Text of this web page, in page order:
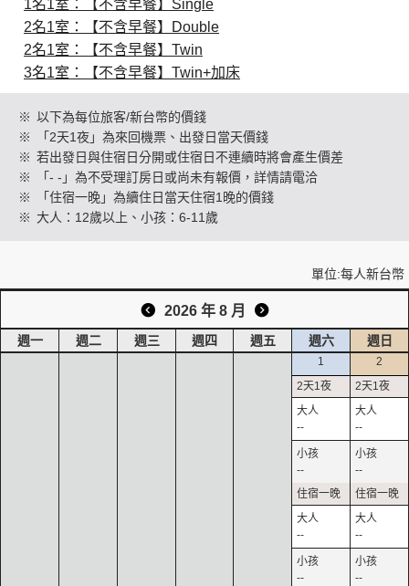
創造旅遊
1名1室：【不含早餐】Single
2名1室：【不含早餐】Double
2名1室：【不含早餐】Twin
3名1室：【不含早餐】Twin+加床
※ 以下為每位旅客/新台幣的價錢
※
「2天1夜」為來回機票、出發日當天價錢
※ 若出發日與住宿日分開或住宿日不連續時將會產生價差
※
「- -」為不受理訂房日或尚未有報價，詳情請電洽
※
「住宿一晚」為續住日當天住宿1晚的價錢
※ 大人：12歲以上、小孩：6-11歲
單位:每人新台幣
2026 年 8 月
週一 週二 週三 週四 週五 週六 週日
1
--
--
--
--
2
--
--
--
--